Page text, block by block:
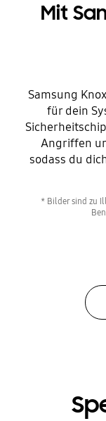
Mit
Samsung
für dein
Angriffen
sodass du
* Bilder sind zu